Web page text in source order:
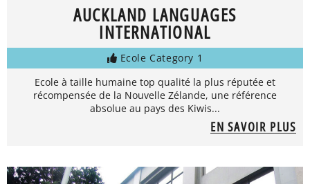
AUCKLAND LANGUAGES
INTERNATIONAL
Ecole Category 1
Ecole à taille humaine top qualité la plus réputée et
récompensée de la Nouvelle Zélande, une référence
absolue au pays des Kiwis...
EN SAVOIR PLUS